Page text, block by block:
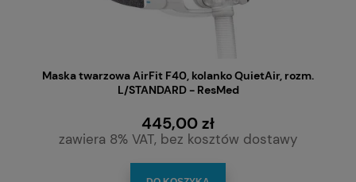
Maska twarzowa AirFit F40, kolanko QuietAir, rozm.
L/STANDARD - ResMed
445,00 zł
zawiera 8% VAT, bez kosztów dostawy